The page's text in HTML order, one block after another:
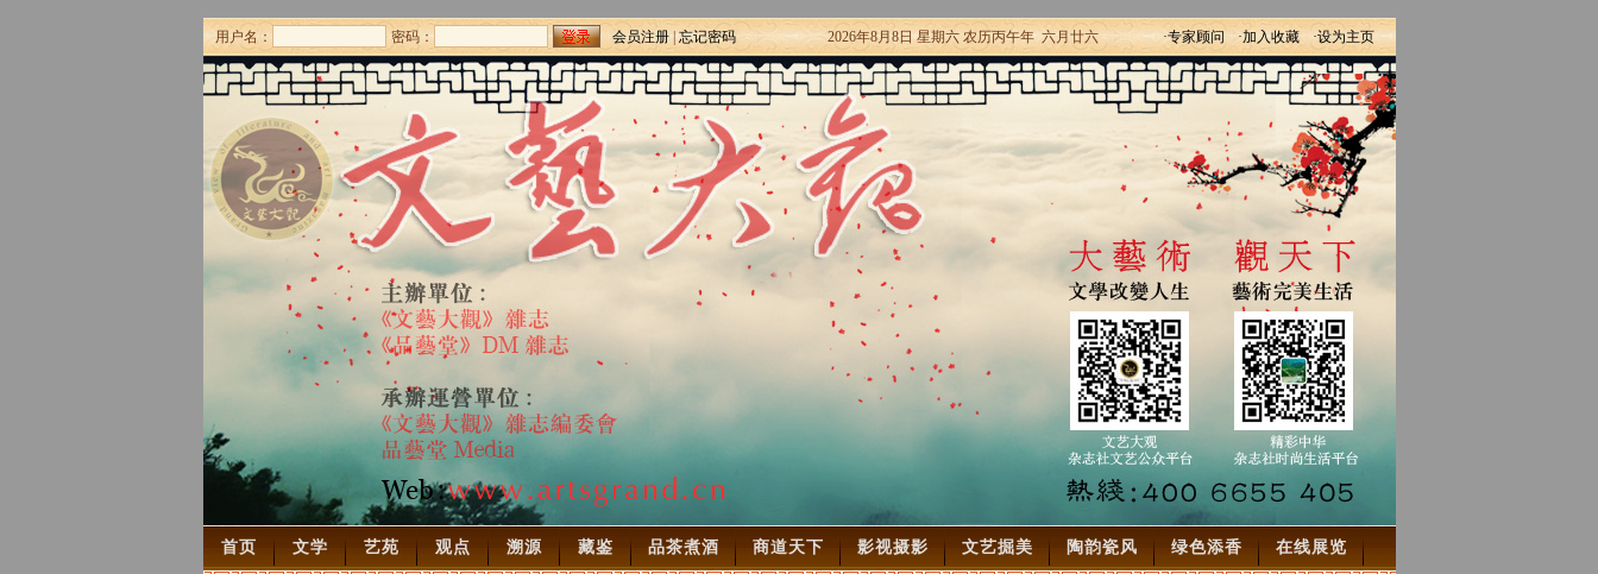
用户名： 密码： 会员注册|忘记密码 2026年8月8日 星期六 农历丙午年 六月廿六 ·专家顾问 ·加入收藏 ·设为主页
首页 文学 艺苑 观点 溯源 藏鉴 品茶煮酒 商道天下 影视摄影 文艺掘美 陶韵瓷风 绿色添香 在线展览